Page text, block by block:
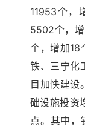
11953个，
5502个，
个，增加18
铁、三宁化
目加快建设
础设施投资
点。其中，